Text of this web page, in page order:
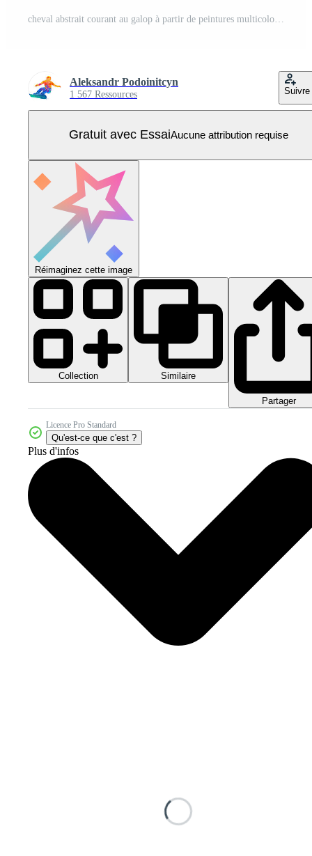
Aleksandr Podoinitcyn
1 567 Ressources Suivre
Gratuit avec EssaiAucune attribution requise
Réimaginez cette image
Collection Similaire
Partager
Licence Pro Standard
Qu'est-ce que c'est ?
Plus d'infos